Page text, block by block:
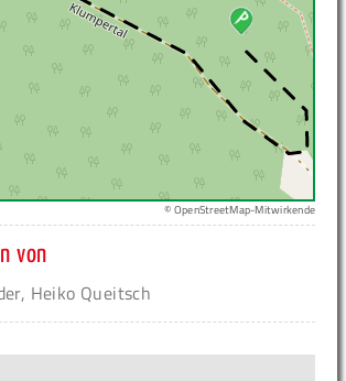
© OpenStreetMap-Mitwirkende
von
Heiko Queitsch